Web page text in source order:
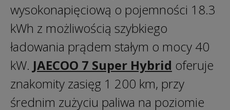
wysokonapięciową o pojemności 18.3
kWh z możliwością szybkiego
ładowania prądem stałym o mocy 40
kW. JAECOO 7 Super Hybrid oferuje
znakomity zasięg 1 200 km, przy
średnim zużyciu paliwa na poziomie